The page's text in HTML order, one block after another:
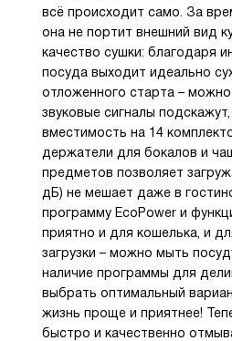
всё происходит само. За
она не портит внешний вид
качество сушки: благодаря
посуда выходит идеально
отложенного старта –
звуковые сигналы
вместимость на 14
держатели для бокалов и
предметов позволяет
дБ) не мешает даже в
программу EcoPower и
приятно и для кошелька, и
загрузки – можно мыть
наличие программы для
выбрать оптимальный
жизнь проще и приятнее!
быстро и качественно